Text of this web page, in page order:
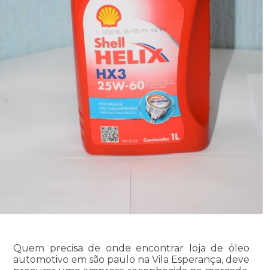
Quem precisa de onde encontrar loja de óleo
automotivo em são paulo na Vila Esperança, deve